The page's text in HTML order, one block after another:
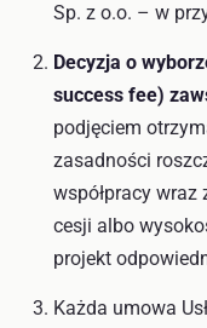
Sp. z o.o. – w
Decyzja o
success fee)
podjęciem
zasadności
współpracy
cesji albo
projekt
Każda umowa